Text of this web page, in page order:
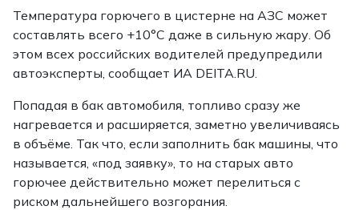
Температура горючего в цистерне на АЗС может
составлять всего +10°C даже в сильную жару. Об
этом всех российских водителей предупредили
автоэксперты, сообщает ИА DEITA.RU.
Попадая в бак автомобиля, топливо сразу же
нагревается и расширяется, заметно увеличиваясь
в объёме. Так что, если заполнить бак машины, что
называется, «под заявку», то на старых авто
горючее действительно может перелиться с
риском дальнейшего возгорания.